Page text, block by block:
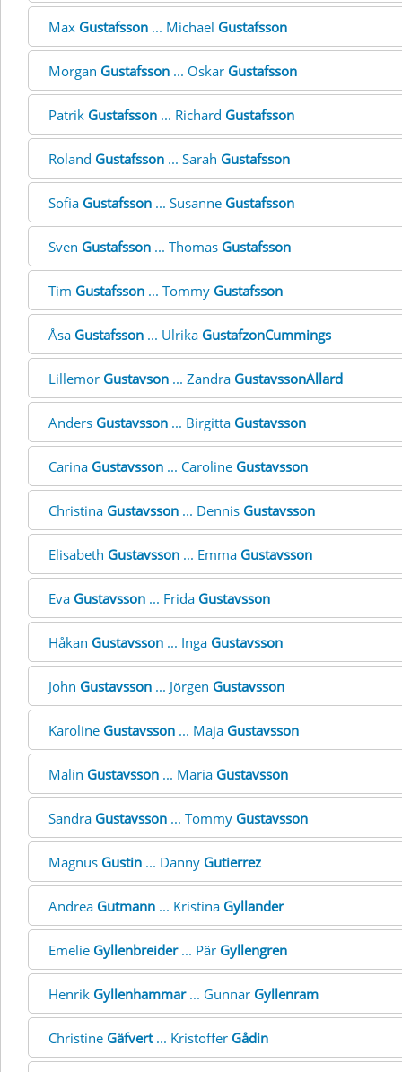
Max Gustafsson ... Michael Gustafsson
Morgan Gustafsson ... Oskar Gustafsson
Patrik Gustafsson ... Richard Gustafsson
Roland Gustafsson ... Sarah Gustafsson
Sofia Gustafsson ... Susanne Gustafsson
Sven Gustafsson ... Thomas Gustafsson
Tim Gustafsson ... Tommy Gustafsson
Åsa Gustafsson ... Ulrika GustafzonCummings
Lillemor Gustavson ... Zandra GustavssonAllard
Anders Gustavsson ... Birgitta Gustavsson
Carina Gustavsson ... Caroline Gustavsson
Christina Gustavsson ... Dennis Gustavsson
Elisabeth Gustavsson ... Emma Gustavsson
Eva Gustavsson ... Frida Gustavsson
Håkan Gustavsson ... Inga Gustavsson
John Gustavsson ... Jörgen Gustavsson
Karoline Gustavsson ... Maja Gustavsson
Malin Gustavsson ... Maria Gustavsson
Sandra Gustavsson ... Tommy Gustavsson
Magnus Gustin ... Danny Gutierrez
Andrea Gutmann ... Kristina Gyllander
Emelie Gyllenbreider... Pär Gyllengren
Henrik Gyllenhammar... Gunnar Gyllenram
Christine Gäfvert... Kristoffer Gådin